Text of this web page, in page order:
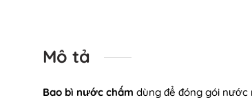
Mô tả
Bao bì nước chấm dùng để đóng gói nước